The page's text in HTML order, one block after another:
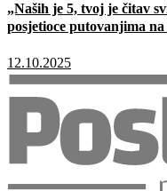
„Naših je 5, tvoj je čitav
posjetioce putovanjima
12.10.2025